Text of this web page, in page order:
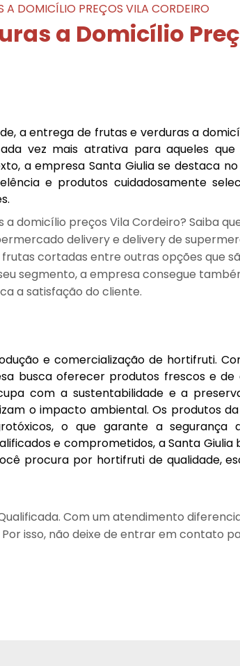
A DOMICÍLIO PREÇOS VILA CORDEIRO
a Domicílio
a entrega de frutas e verduras a
vez mais atrativa para aqueles que
a empresa Santa Giulia se destaca
e produtos cuidadosamente
domicílio preços Vila Cordeiro? Saiba
delivery e delivery de
cortadas entre outras opções que
segmento, a empresa consegue
a satisfação do cliente.
e comercialização de hortifruti.
busca oferecer produtos frescos e de
com a sustentabilidade e a
o impacto ambiental. Os produtos
o que garante a segurança
e comprometidos, a Santa Giulia
procura por hortifruti de qualidade,
Com um atendimento
isso, não deixe de entrar em contato